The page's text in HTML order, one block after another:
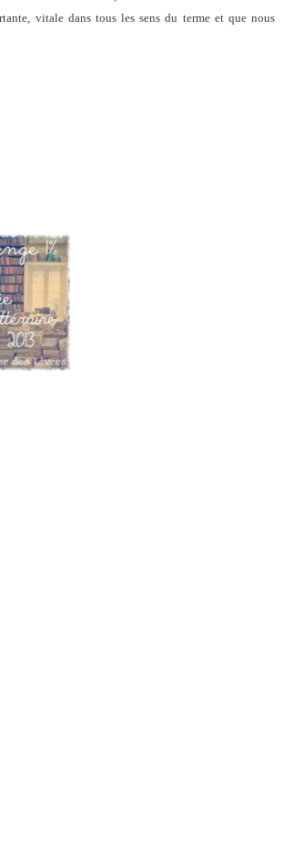
vitale dans tous les sens du terme et que nous